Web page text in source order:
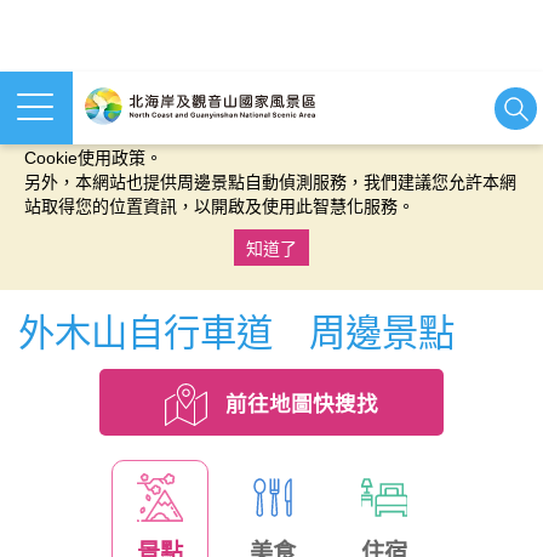
本網站使用cookies等相關技術以持續優化網站服務，並有助於為
Cookie使用政策。
另外，本網站也提供周邊景點自動偵測服務，我們建議您允許本網
站取得您的位置資訊，以開啟及使用此智慧化服務。
知道了
外木山自行車道 周邊景點
前往地圖快搜找